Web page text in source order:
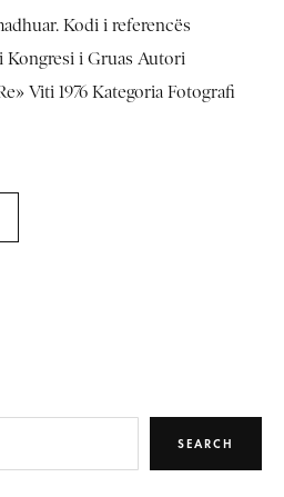
Kodi i referencës
Kongresi i Gruas Autori
Viti 1976 Kategoria Fotografi
SEARCH